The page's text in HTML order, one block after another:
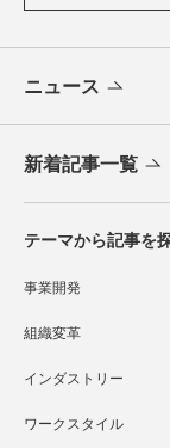
ニュース
新着記事一覧
テーマから記事を
事業開発
組織変革
インダストリー
ワークスタイル